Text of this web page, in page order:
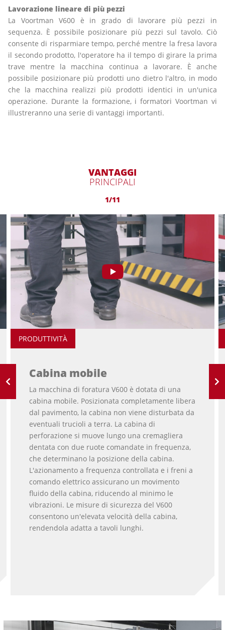
Lavorazione lineare di più pezzi
La Voortman V600 è in grado di lavorare più pezzi in
sequenza. È possibile posizionare più pezzi sul tavolo. Ciò
consente di risparmiare tempo, perché mentre la fresa lavora
il secondo prodotto, l'operatore ha il tempo di girare la prima
trave mentre la macchina continua a lavorare. È anche
possibile posizionare più prodotti uno dietro l'altro, in modo
che la macchina realizzi più prodotti identici in un'unica
operazione. Durante la formazione, i formatori Voortman vi
illustreranno una serie di vantaggi importanti.
VANTAGGI
PRINCIPALI
1/11
PRODUTTIVITÀ
Cabina mobile
La macchina di foratura V600 è dotata di una
cabina mobile. Posizionata completamente libera
dal pavimento, la cabina non viene disturbata da
eventuali trucioli a terra. La cabina di
perforazione si muove lungo una cremagliera
dentata con due ruote comandate in frequenza,
che determinano la posizione della cabina.
L'azionamento a frequenza controllata e i freni a
comando elettrico assicurano un movimento
fluido della cabina, riducendo al minimo le
vibrazioni. Le misure di sicurezza del V600
consentono un'elevata velocità della cabina,
rendendola adatta a tavoli lunghi.